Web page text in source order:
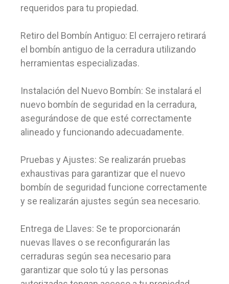
requeridos para tu propiedad.
Retiro del Bombín Antiguo: El cerrajero retirará
el bombín antiguo de la cerradura utilizando
herramientas especializadas.
Instalación del Nuevo Bombín: Se instalará el
nuevo bombín de seguridad en la cerradura,
asegurándose de que esté correctamente
alineado y funcionando adecuadamente.
Pruebas y Ajustes: Se realizarán pruebas
exhaustivas para garantizar que el nuevo
bombín de seguridad funcione correctamente
y se realizarán ajustes según sea necesario.
Entrega de Llaves: Se te proporcionarán
nuevas llaves o se reconfigurarán las
cerraduras según sea necesario para
garantizar que solo tú y las personas